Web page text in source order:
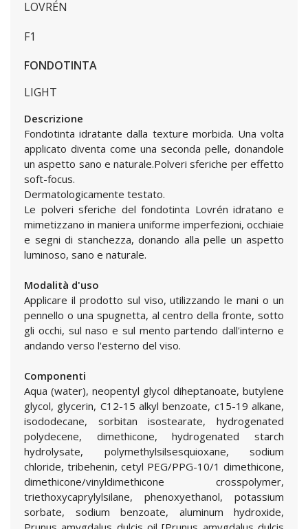
LOVRÉN
F1
FONDOTINTA
LIGHT
Descrizione
Fondotinta idratante dalla texture morbida. Una volta
applicato diventa come una seconda pelle, donandole
un aspetto sano e naturale.Polveri sferiche per effetto
soft-focus.
Dermatologicamente testato.
Le polveri sferiche del fondotinta Lovrén idratano e
mimetizzano in maniera uniforme imperfezioni, occhiaie
e segni di stanchezza, donando alla pelle un aspetto
luminoso, sano e naturale.
Modalità d'uso
Applicare il prodotto sul viso, utilizzando le mani o un
pennello o una spugnetta, al centro della fronte, sotto
gli occhi, sul naso e sul mento partendo dall'interno e
andando verso l'esterno del viso.
Componenti
Aqua (water), neopentyl glycol diheptanoate, butylene
glycol, glycerin, C12-15 alkyl benzoate, c15-19 alkane,
isododecane, sorbitan isostearate, hydrogenated
polydecene, dimethicone, hydrogenated starch
hydrolysate, polymethylsilsesquioxane, sodium
chloride, tribehenin, cetyl PEG/PPG-10/1 dimethicone,
dimethicone/vinyldimethicone crosspolymer,
triethoxycaprylylsilane, phenoxyethanol, potassium
sorbate, sodium benzoate, aluminum hydroxide,